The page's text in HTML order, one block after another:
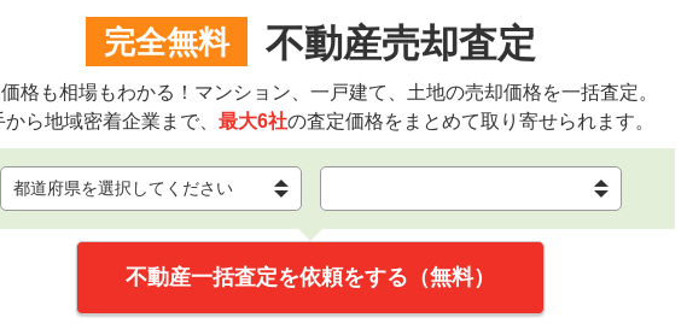
完全無料 不動産売却査定
格も相場もわかる！マンション、一戸建て、土地の売却価格を一括査定。
から地域密着企業まで、 最大6社の査定価格をまとめて取り寄せられます。
不動産一括査定を依頼をする（無料）